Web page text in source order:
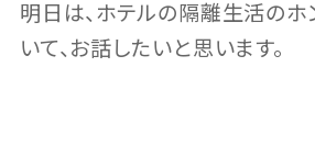
明日は、ホテルの隔離生活のホ
いて、お話したいと思います。